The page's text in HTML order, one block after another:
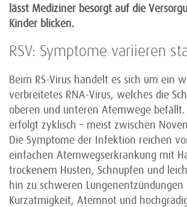
lässt Mediziner besorgt auf die
Kinder blicken.
RSV: Symptome variieren
Beim RS-Virus handelt es sich um ein
verbreitetes RNA-Virus, welches die
oberen und unteren Atemwege
erfolgt zyklisch – meist zwischen
Die Symptome der Infektion reichen
einfachen Atemwegserkrankung mit
trockenem Husten, Schnupfen und
hin zu schweren Lungenentzündungen
Kurzatmigkeit, Atemnot und